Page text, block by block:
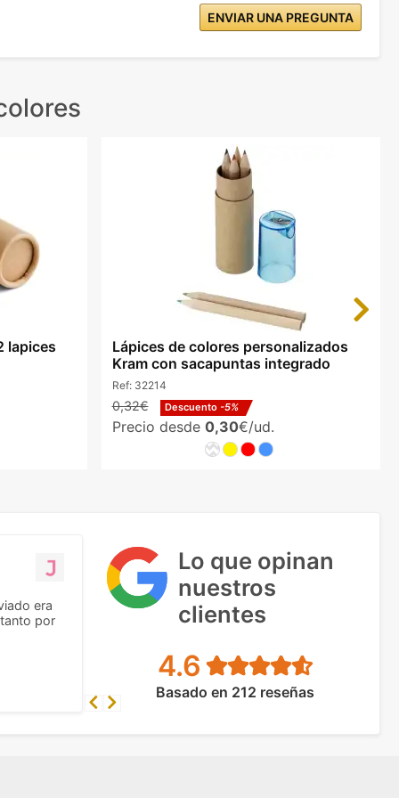
ENVIAR UNA PREGUNTA
lapices
Lápices de colores personalizados
Kram con sacapuntas integrado
Ref: 32214
0,32€ Descuento -5%
Precio desde 0,30€/ud.
Next
Lo que opinan
nuestros
clientes
4.6
Basado en 212 reseñas
era
por
Previous
Next